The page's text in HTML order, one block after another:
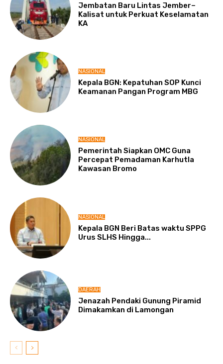
Jembatan Baru Lintas Jember–
Kalisat untuk Perkuat Keselamatan
KA
NASIONAL
Kepala BGN: Kepatuhan SOP Kunci
Keamanan Pangan Program MBG
NASIONAL
Pemerintah Siapkan OMC Guna
Percepat Pemadaman Karhutla
Kawasan Bromo
NASIONAL
Kepala BGN Beri Batas waktu SPPG
Urus SLHS Hingga...
DAERAH
Jenazah Pendaki Gunung Piramid
Dimakamkan di Lamongan